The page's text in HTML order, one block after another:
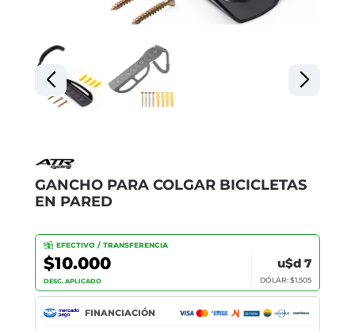
GANCHO PARA COLGAR BICICLETAS
EN PARED
EFECTIVO / TRANSFERENCIA
$10.000
DESC. APLICADO
u$d 7
DÓLAR: $1.505
FINANCIACIÓN